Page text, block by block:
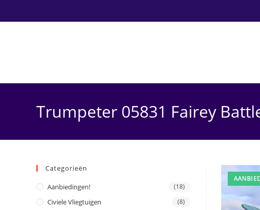
Trumpeter 05831 Fairey
Categorieën
Aanbiedingen! (18)
Civiele Vliegtuigen (8)